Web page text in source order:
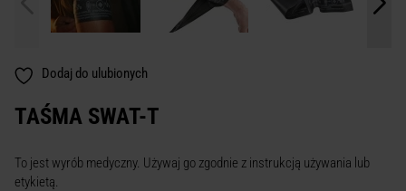
Dodaj do ulubionych
TAŚMA SWAT-T
To jest wyrób medyczny. Używaj go zgodnie z instrukcją używania lub
etykietą.